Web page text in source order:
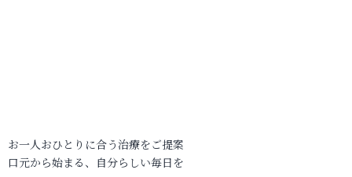
お一人おひとりに合う治療をご提案
口元から始まる、自分らしい毎日を